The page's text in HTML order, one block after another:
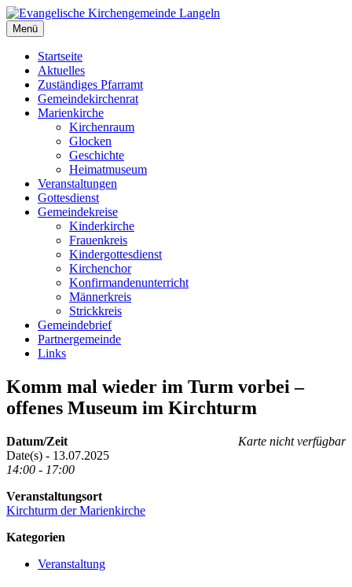
Zum
Inhalt
springen
Evangelische Kirchengemeinde Langeln
Evangelische Kirchengemeinde Langeln
Menü
Startseite
Aktuelles
Zuständiges Pfarramt
Gemeindekirchenrat
Marienkirche
Kirchenraum
Glocken
Geschichte
Heimatmuseum
Veranstaltungen
Gottesdienst
Gemeindekreise
Kinderkirche
Frauenkreis
Kindergottesdienst
Kirchenchor
Konfirmandenunterricht
Männerkreis
Strickkreis
Gemeindebrief
Partnergemeinde
Links
Komm mal wieder im Turm vorbei –
offenes Museum im Kirchturm
Karte nicht verfügbar
Datum/Zeit
Date(s) - 13.07.2025
14:00 - 17:00
Veranstaltungsort
Kirchturm der Marienkirche
Kategorien
Veranstaltung